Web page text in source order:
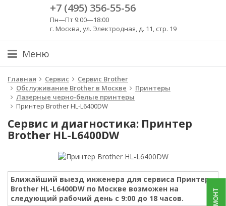
+7 (495) 356-55-56
Пн—Пт 9:00—18:00
г. Москва, ул. Электродная, д. 11, стр. 19
Меню
Главная Сервис
Сервис Brother
Обслуживание Brother в Москве
Принтеры
Лазерные черно-белые принтеры
Принтер Brother HL-L6400DW
Сервис и диагностика: Принтер
Brother HL-L6400DW
Ближайший выезд инженера для сервиса Принтер
Brother HL-L6400DW по Москве возможен на
следующий рабочий день с 9:00 до 18 часов.